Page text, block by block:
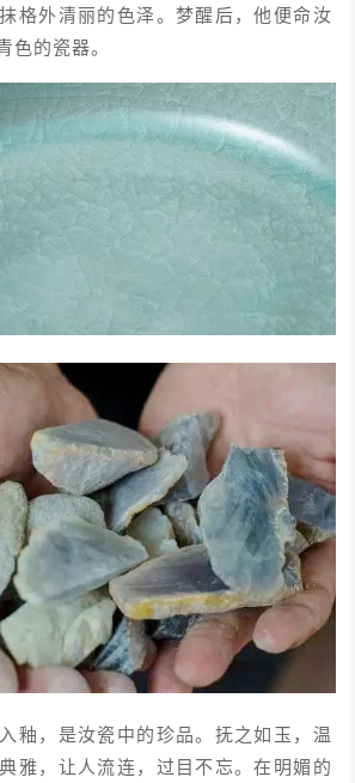
格外清丽的色泽。梦醒后，他便命汝
色的瓷器。
釉，是汝瓷中的珍品。抚之如玉，温
雅，让人流连，过目不忘。在明媚的